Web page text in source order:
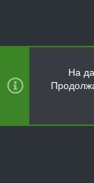
На